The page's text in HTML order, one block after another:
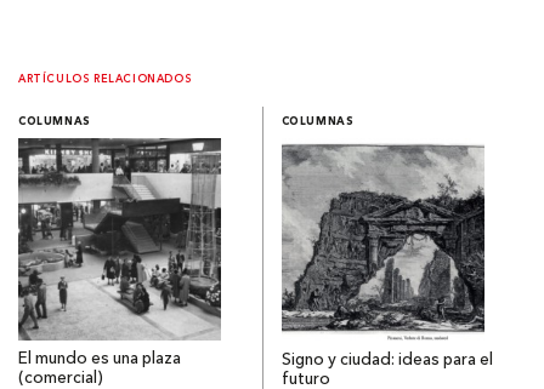
ARTÍCULOS RELACIONADOS
COLUMNAS
El mundo es una plaza
(comercial)
COLUMNAS
Signo y ciudad: ideas para el
futuro